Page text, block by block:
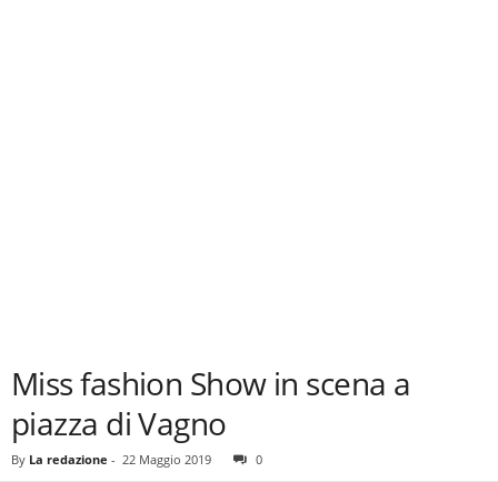
Miss fashion Show in scena a
piazza di Vagno
By La redazione - 22 Maggio 2019 0